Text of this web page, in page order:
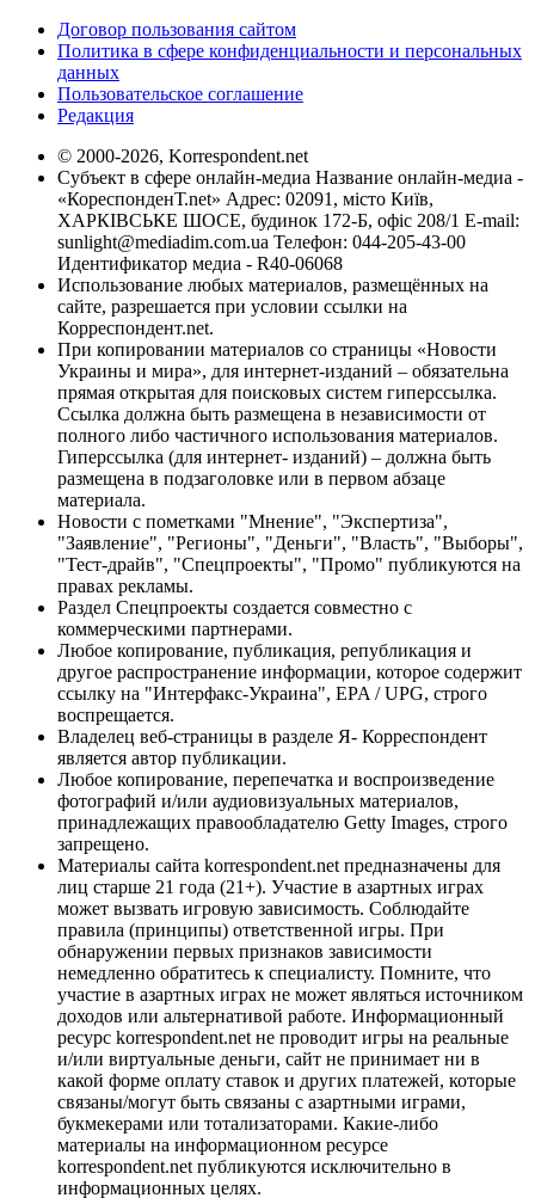
Договор пользования сайтом
Политика в сфере конфиденциальности и персональных
данных
Пользовательское соглашение
Редакция
© 2000-2026, Korrespondent.net
Субъект в сфере онлайн-медиа Название онлайн-медиа -
«КореспонденТ.net» Адрес: 02091, місто Київ,
ХАРКІВСЬКЕ ШОСЕ, будинок 172-Б, офіс 208/1 E-mail:
sunlight@mediadim.com.ua Телефон: 044-205-43-00
Идентификатор медиа - R40-06068
Использование любых материалов, размещённых на
сайте, разрешается при условии ссылки на
Корреспондент.net.
При копировании материалов со страницы «Новости
Украины и мира», для интернет-изданий – обязательна
прямая открытая для поисковых систем гиперссылка.
Ссылка должна быть размещена в независимости от
полного либо частичного использования материалов.
Гиперссылка (для интернет- изданий) – должна быть
размещена в подзаголовке или в первом абзаце
материала.
Новости с пометками "Мнение", "Экспертиза",
"Заявление", "Регионы", "Деньги", "Власть", "Выборы",
"Тест-драйв", "Спецпроекты", "Промо" публикуются на
правах рекламы.
Раздел Спецпроекты создается совместно с
коммерческими партнерами.
Любое копирование, публикация, републикация и
другое распространение информации, которое содержит
ссылку на "Интерфакс-Украина", EPA / UPG, строго
воспрещается.
Владелец веб-страницы в разделе Я- Корреспондент
является автор публикации.
Любое копирование, перепечатка и воспроизведение
фотографий и/или аудиовизуальных материалов,
принадлежащих правообладателю Getty Images, строго
запрещено.
Материалы сайта korrespondent.net предназначены для
лиц старше 21 года (21+). Участие в азартных играх
может вызвать игровую зависимость. Соблюдайте
правила (принципы) ответственной игры. При
обнаружении первых признаков зависимости
немедленно обратитесь к специалисту. Помните, что
участие в азартных играх не может являться источником
доходов или альтернативой работе. Информационный
ресурс korrespondent.net не проводит игры на реальные
и/или виртуальные деньги, сайт не принимает ни в
какой форме оплату ставок и других платежей, которые
связаны/могут быть связаны с азартными играми,
букмекерами или тотализаторами. Какие-либо
материалы на информационном ресурсе
korrespondent.net публикуются исключительно в
информационных целях.